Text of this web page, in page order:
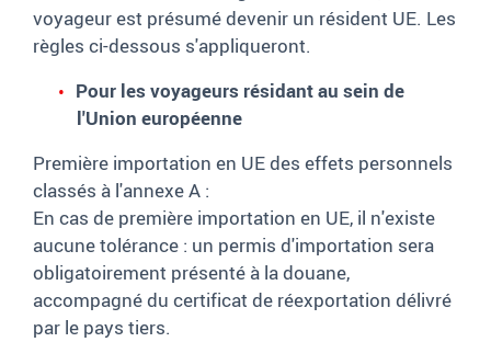
voyageur est présumé devenir un résident UE. Les
règles ci-dessous s'appliqueront.
Pour les voyageurs résidant au sein de
l'Union européenne
Première importation en UE des effets personnels
classés à l'annexe A :
En cas de première importation en UE, il n'existe
aucune tolérance : un permis d'importation sera
obligatoirement présenté à la douane,
accompagné du certificat de réexportation délivré
par le pays tiers.